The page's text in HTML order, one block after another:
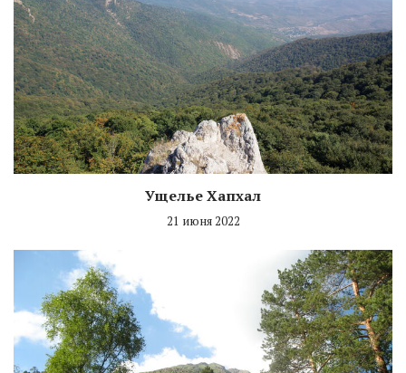
Ущелье Хапхал
21 июня 2022